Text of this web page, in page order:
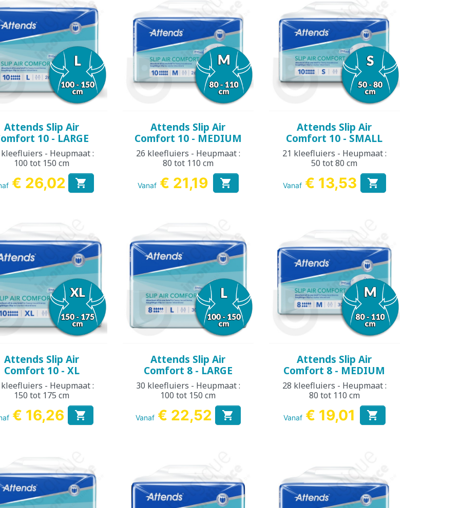
Snel bekijken
Attends Slip Air
10 - LARGE
- Heupmaat :
100 tot 150 cm
€ 26,02 
Snel bekijken
Attends Slip Air
Comfort 10 - MEDIUM
26 kleefluiers - Heupmaat :
80 tot 110 cm
Vanaf € 21,19 
Snel bekijken
Attends Slip Air
Comfort 10 - SMALL
21 kleefluiers - Heupmaat :
50 tot 80 cm
Vanaf € 13,53 
Snel bekijken
Attends Slip Air
Comfort 10 - XL
- Heupmaat :
150 tot 175 cm
€ 16,26 
Snel bekijken
Attends Slip Air
Comfort 8 - LARGE
30 kleefluiers - Heupmaat :
100 tot 150 cm
Vanaf € 22,52 
Snel bekijken
Attends Slip Air
Comfort 8 - MEDIUM
28 kleefluiers - Heupmaat :
80 tot 110 cm
Vanaf € 19,01 